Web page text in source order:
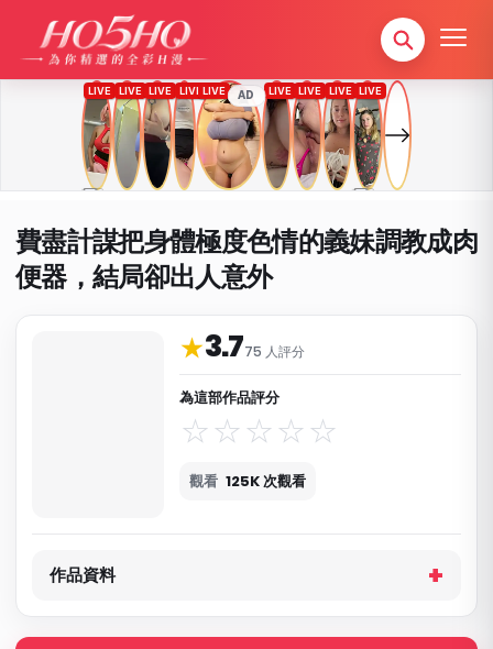
AD
費盡計謀把身體極度色情的義妹調教成肉
便器，結局卻出人意外
★3.775 人評分
為這部作品評分
觀看 125K 次觀看
作品資料與分類
作品資料